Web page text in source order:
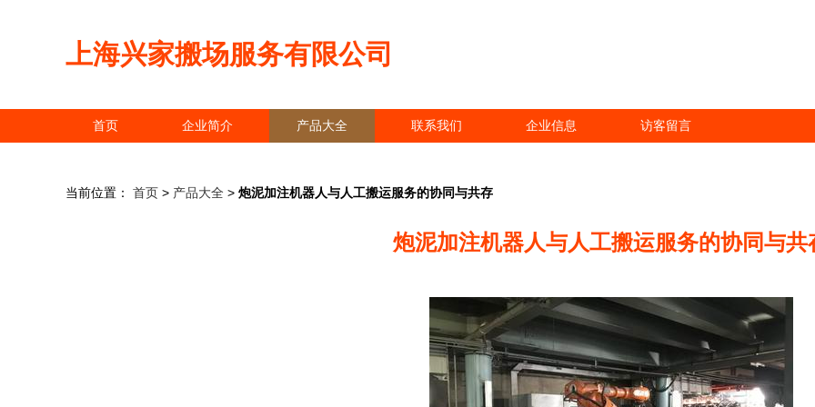
上海兴家搬场服务有限公司
首页 企业简介 产品大全 联系我们 企业信息 访客留言
当前位置： 首页 > 产品大全 > 炮泥加注机器人与人工搬运服务的协同与共存
炮泥加注机器人与人工搬运服务的协同与共